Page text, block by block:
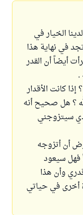
الخيار في
في نهاية هذا
أيضاً أن القدر
.
كانت الأقدار
؟ هل صحيح أنه
سيتزوجني
أن أتزوجه
فهل سيعود
وأن هذا
أخرى في حياتي